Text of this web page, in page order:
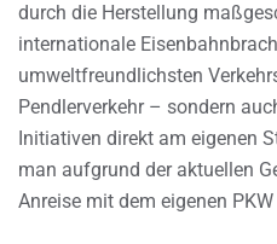
durch die Herstellung
internationale
umweltfreundlichsten
Pendlerverkehr – sondern
Initiativen direkt am eigenen
man aufgrund der aktuellen
Anreise mit dem eigenen